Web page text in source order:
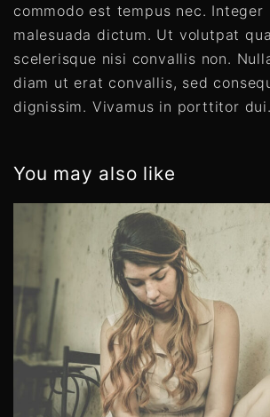
commodo est tempus nec. Integer
malesuada dictum. Ut volutpat
scelerisque nisi convallis non.
diam ut erat convallis, sed
dignissim. Vivamus in porttitor dui.
You may also like